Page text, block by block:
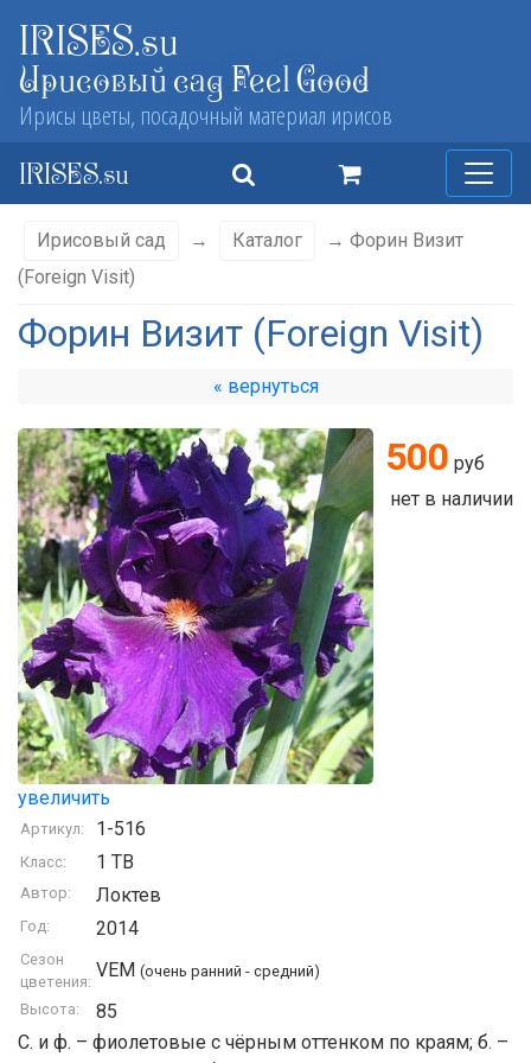
IRISES.su
Ирисовый сад Feel Good
Ирисы цветы, посадочный материал ирисов
IRISES.su
Ирисовый сад → Каталог
→ Форин Визит
(Foreign Visit)
Форин Визит (Foreign Visit)
« вернуться
увеличить
500 руб
нет в наличии
Артикул: 1-516
Класс: 1 TB
Автор: Локтев
Год: 2014
Сезон
цветения:
VEM (очень ранний - средний)
Высота:
85
С. и ф. – фиолетовые с чёрным оттенком по краям; б. –